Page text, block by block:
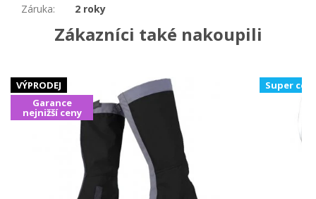
Záruka: 2 roky
Zákazníci také nakoupili
VÝPRODEJ
Garance
nejnižší ceny
Super